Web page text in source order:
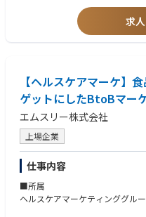
求
【ヘルスケアマーケ】
ゲットにしたBtoBマー
エムスリー株式会社
上場企業
仕事内容
■所属
ヘルスケアマーケティンググル